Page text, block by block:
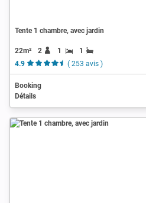
Tente 1 chambre, avec jardin
22m² 2 1
1
4.9
( 253 avis )
Booking
Détails